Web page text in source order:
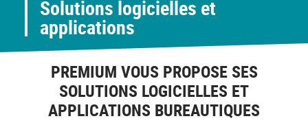
Solutions logicielles et
applications
PREMIUM VOUS PROPOSE SES
SOLUTIONS LOGICIELLES ET
APPLICATIONS BUREAUTIQUES